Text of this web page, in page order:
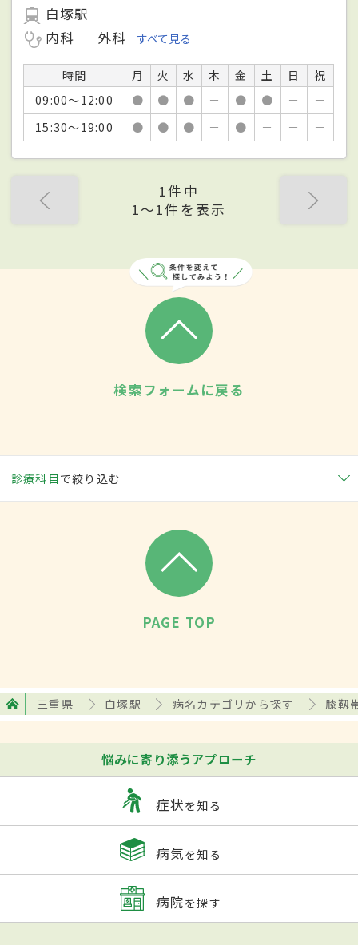
白塚駅
内科
外科 すべて見る
時間 月 火 水 木 金 土 日
祝
09:00～12:00
● ● ● － ● ● －
－
15:30～19:00
● ● ● － ● － － －
1件中
1〜1件を表示
検索フォームに戻る
診療科目で絞り込む
PAGE TOP
三重県 白塚駅 病名カテゴリから探す 膝靱
悩みに寄り添うアプローチ
症状を知る
病気を知る
病院を探す